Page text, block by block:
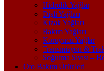
Hidrolik Yağlar
Dişli Yağları
Kızak Yağları
Bakım Yağları
Koruyucu Yağlar
Transmisyon &
Soğutma Sıvısı –
Oto Bakım Ürünleri